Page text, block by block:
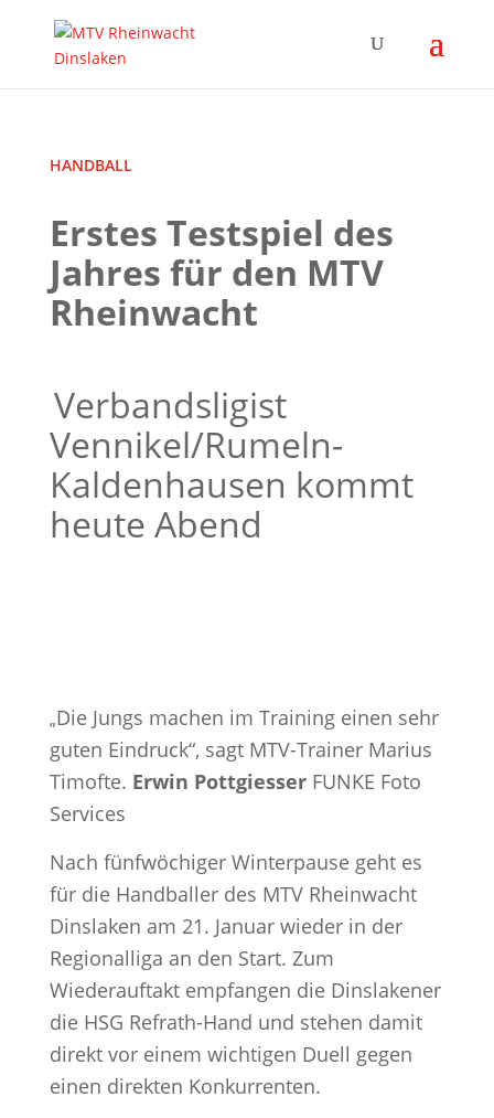
HANDBALL
Erstes Testspiel des
Jahres für den MTV
Rheinwacht
Verbandsligist
Vennikel/Rumeln-
Kaldenhausen kommt
heute Abend
„Die Jungs machen im Training einen sehr
guten Eindruck“, sagt MTV-Trainer Marius
Timofte. Erwin PottgiesserFUNKE Foto
Services
Nach fünfwöchiger Winterpause geht es
für die Handballer des MTV Rheinwacht
Dinslaken am 21. Januar wieder in der
Regionalliga an den Start. Zum
Wiederauftakt empfangen die Dinslakener
die HSG Refrath-Hand und stehen damit
direkt vor einem wichtigen Duell gegen
einen direkten Konkurrenten.